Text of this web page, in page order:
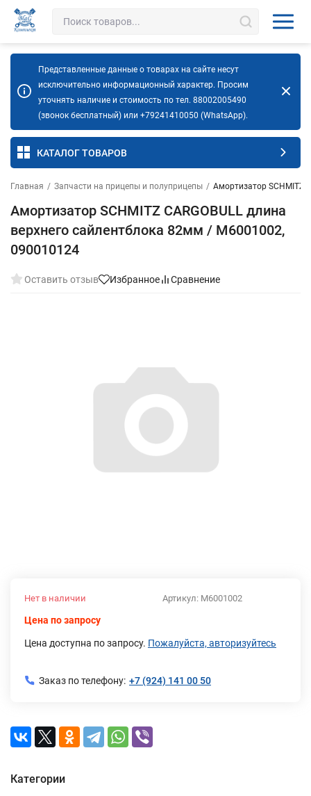
Представленные данные о товарах на сайте несут
исключительно информационный характер. Просим
уточнять наличие и стоимость по тел. 88002005490
(звонок бесплатный) или +79241410050 (WhatsApp).
КАТАЛОГ ТОВАРОВ
Главная / Запчасти на прицепы и полуприцепы / Амортизатор SCHMITZ
Амортизатор SCHMITZ CARGOBULL длина
верхнего сайлентблока 82мм / М6001002,
090010124
Оставить отзыв Избранное Сравнение
Артикул: M6001002
Нет в наличии
Цена по запросу
Цена доступна по запросу. Пожалуйста, авторизуйтесь
Заказ по телефону: +7 (924) 141 00 50
Категории